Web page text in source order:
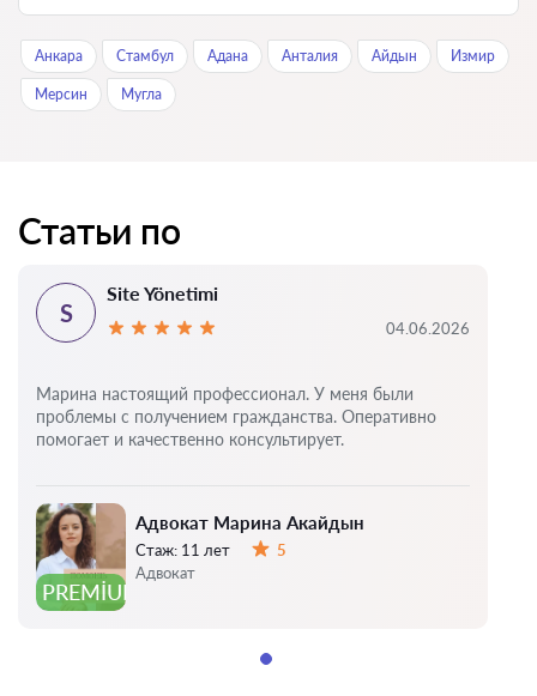
Анкара Стамбул Адана Анталия Айдын Измир
Мерсин Мугла
Статьи по
PREMIUM
Адвокат Марина Акайдын
Стаж: 11 лет
5
Адвокат
S
Site Yönetimi
04.06.2026
Марина настоящий профессионал. У меня были
проблемы с получением гражданства. Оперативно
помогает и качественно консультирует.